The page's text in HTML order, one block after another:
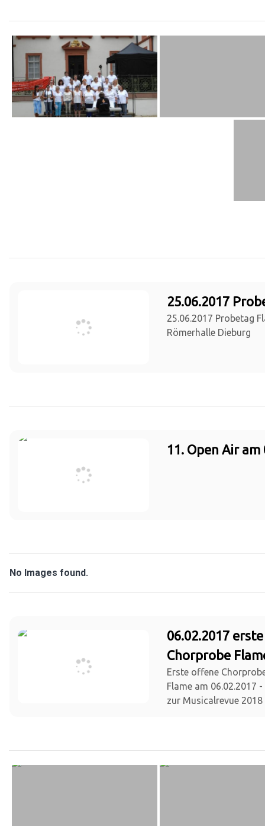
25.06.2017
25.06.2017 Probetag
Römerhalle Dieburg
11. Open Air am
No Images found.
06.02.2017
Chorprobe
Erste offene
Flame am 06.02.2017
zur Musicalrevue 2018